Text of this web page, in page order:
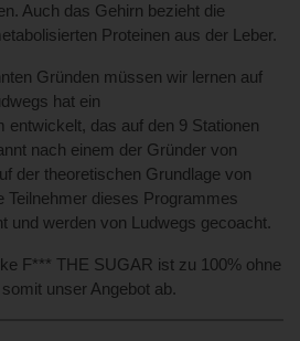
Auch das Gehirn bezieht die
Proteinen aus der Leber.
Gründen müssen wir lernen auf
hat ein
entwickelt, das auf den 9 Stationen
nach einem der Gründer von
der theoretischen Grundlage von
Teilnehmer dieses Programmes
und werden von Ludwegs gecoacht.
F*** THE SUGAR ist zu 100% ohne
unser Angebot ab.